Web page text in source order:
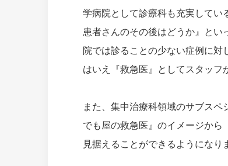
学病院として診療科も充実してい
患者さんのその後はどうか』とい
院では診ることの少ない症例に対
はいえ『救急医』としてスタッフ
また、集中治療科領域のサブス
でも屋の救急医』のイメージから
見据えることができるようになり